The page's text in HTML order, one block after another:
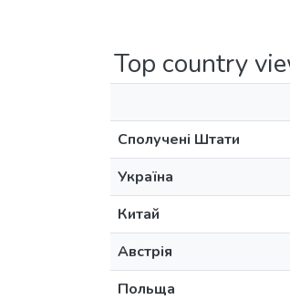
Top country
Сполучені Штати
Україна
Китай
Австрія
Польща